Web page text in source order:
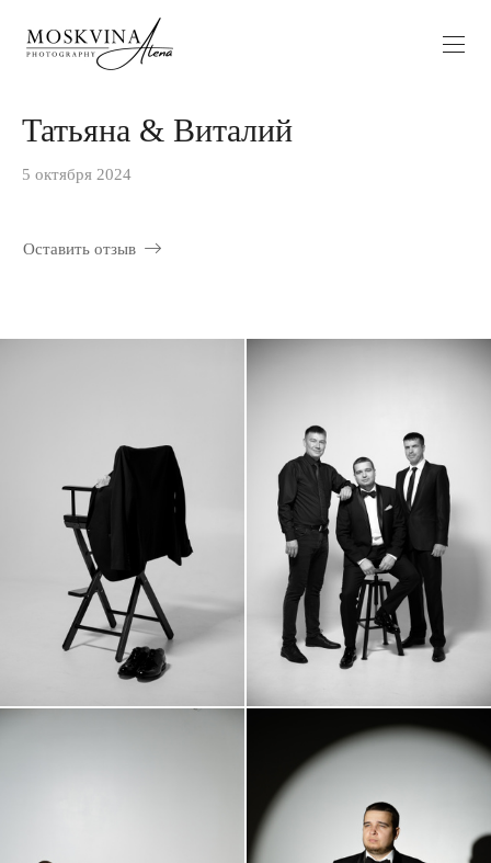
Татьяна & Виталий
5 октября 2024
Оставить отзыв